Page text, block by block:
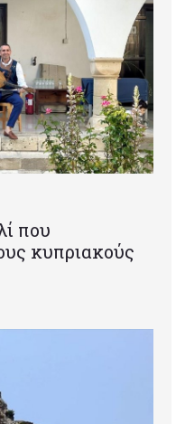
που
κυπριακούς